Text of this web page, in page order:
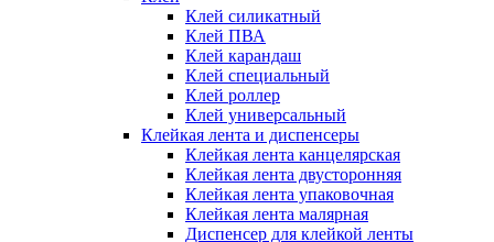
Клей силикатный
Клей ПВА
Клей карандаш
Клей специальный
Клей роллер
Клей универсальный
Клейкая лента и диспенсеры
Клейкая лента канцелярская
Клейкая лента двусторонняя
Клейкая лента упаковочная
Клейкая лента малярная
Диспенсер для клейкой ленты